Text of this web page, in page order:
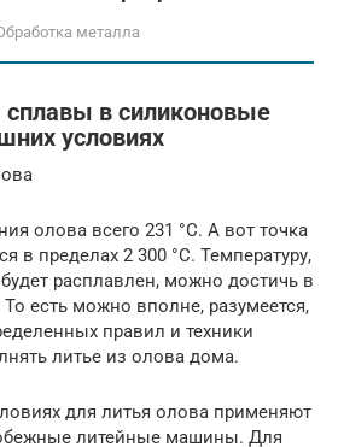
металла
сплавы в силиконовые
условиях
олова всего 231 °C. А вот точка
в пределах 2 300 °C. Температуру,
расплавлен, можно достичь в
есть можно вполне, разумеется,
правил и техники
литье из олова дома.
для литья олова применяют
литейные машины. Для